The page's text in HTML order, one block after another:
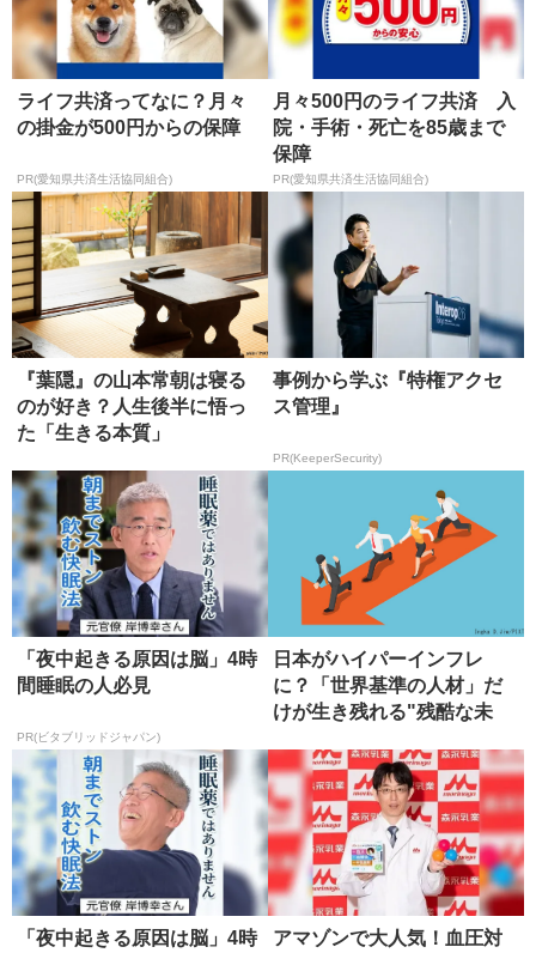
ライフ共済ってなに？月々
の掛金が500円からの保障
PR(愛知県共済生活協同組合)
月々500円のライフ共済 入
院・手術・死亡を85歳まで
保障
PR(愛知県共済生活協同組合)
『葉隠』の山本常朝は寝る
のが好き？人生後半に悟っ
た「生きる本質」
事例から学ぶ『特権アクセ
ス管理』
PR(KeeperSecurity)
「夜中起きる原因は脳」4時
間睡眠の人必見
PR(ビタブリッドジャパン)
日本がハイパーインフレ
に？「世界基準の人材」だ
けが生き残れる"残酷な未
「夜中起きる原因は脳」4時
アマゾンで大人気！血圧対